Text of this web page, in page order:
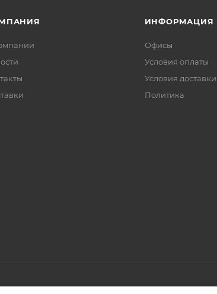
ИНФОРМАЦИЯ
Офисы
Условия оплаты
Условия доставки
Политика